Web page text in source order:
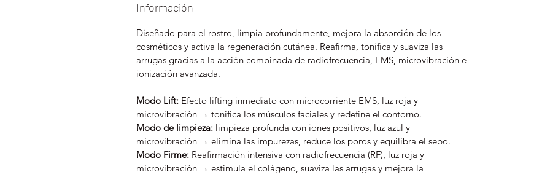
Información
Diseñado para el rostro, limpia profundamente, mejora la absorción de los
cosméticos y activa la regeneración cutánea. Reafirma, tonifica y suaviza las
arrugas gracias a la acción combinada de radiofrecuencia, EMS, microvibración e
ionización avanzada.
Modo Lift: Efecto lifting inmediato con microcorriente EMS, luz roja y
microvibración → tonifica los músculos faciales y redefine el contorno.
Modo de limpieza: limpieza profunda con iones positivos, luz azul y
microvibración → elimina las impurezas, reduce los poros y equilibra el sebo.
Modo Firme: Reafirmación intensiva con radiofrecuencia (RF), luz roja y
microvibración → estimula el colágeno, suaviza las arrugas y mejora la